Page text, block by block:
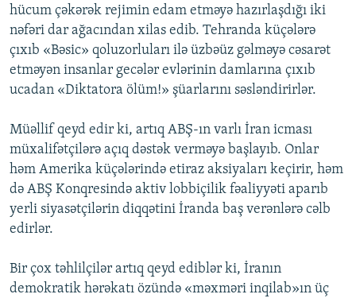
hücum çəkərək rejimin edam etməyə hazırlaşdığı iki
nəfəri dar ağacından xilas edib. Tehranda küçələrə
çıxıb «Bəsic» qoluzorluları ilə üzbəüz gəlməyə cəsarət
etməyən insanlar gecələr evlərinin damlarına çıxıb
ucadan «Diktatora ölüm!» şüarlarını səsləndirirlər.
Müəllif qeyd edir ki, artıq ABŞ-ın varlı İran icması
müxalifətçilərə açıq dəstək verməyə başlayıb. Onlar
həm Amerika küçələrində etiraz aksiyaları keçirir, həm
də ABŞ Konqresində aktiv lobbiçilik fəaliyyəti aparıb
yerli siyasətçilərin diqqətini İranda baş verənlərə cəlb
edirlər.
Bir çox təhlilçilər artıq qeyd ediblər ki, İranın
demokratik hərəkatı özündə «məxməri inqilab»ın üç